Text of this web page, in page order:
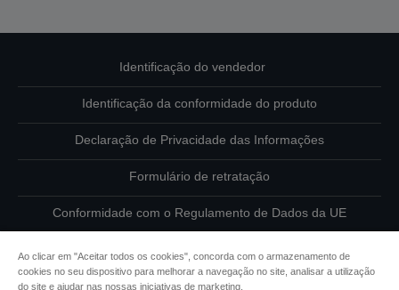
Identificação do vendedor
Identificação da conformidade do produto
Declaração de Privacidade das Informações
Formulário de retratação
Conformidade com o Regulamento de Dados da UE
Contacte-nos sobre os seus dados
Informações sobre cookies
Ao clicar em "Aceitar todos os cookies", concorda com o armazenamento de
cookies no seu dispositivo para melhorar a navegação no site, analisar a utilização
do site e ajudar nas nossas iniciativas de marketing.